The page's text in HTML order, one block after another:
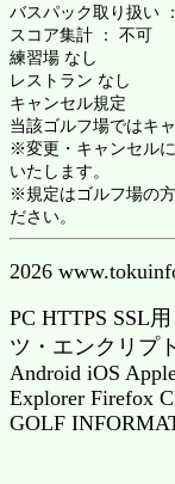
バスパック取り扱い
スコア集計 ： 不可
練習場 なし
レストラン なし
キャンセル規定
当該ゴルフ場ではキ
※変更・キャンセル
いたします。
※規定はゴルフ場の
ださい。
2026
PC HTTPS SSL
ツ・エンクリプ
Android iOS
Explorer Firefox
GOLF